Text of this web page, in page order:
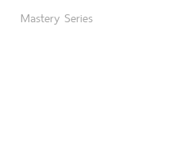
Epidermal Healing Code Series